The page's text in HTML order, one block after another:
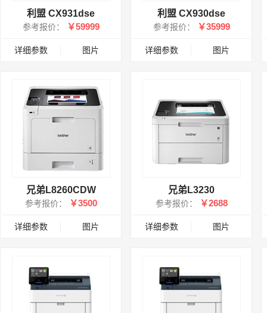
利盟 CX931dse
参考报价： ￥59999
详细参数 图片
利盟 CX930dse
参考报价： ￥35999
详细参数 图片
兄弟L8260CDW
参考报价： ￥3500
详细参数 图片
兄弟L3230
参考报价： ￥2688
详细参数 图片